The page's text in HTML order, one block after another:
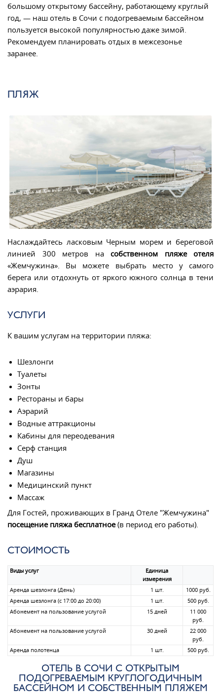
большому открытому бассейну, работающему круглый
год, — наш отель в Сочи с подогреваемым бассейном
пользуется высокой популярностью даже зимой.
Рекомендуем планировать отдых в межсезонье
заранее.
ПЛЯЖ
Наслаждайтесь ласковым Черным морем и береговой
линией 300 метров на собственном пляже отеля
«Жемчужина». Вы можете выбрать место у самого
берега или отдохнуть от яркого южного солнца в тени
аэрария.
УСЛУГИ
К вашим услугам на территории пляжа:
Шезлонги
Туалеты
Зонты
Рестораны и бары
Аэрарий
Водные аттракционы
Кабины для переодевания
Серф станция
Душ
Магазины
Медицинский пункт
Массаж
Для Гостей, проживающих в Гранд Отеле "Жемчужина"
посещение пляжа бесплатное(в период его работы).
СТОИМОСТЬ
Виды услуг
Единица
измерения
Аренда шезлонга (День)
1 шт.
1000 руб.
Аренда шезлонга (с 17:00 до 20:00)
1 шт.
500 руб.
Абонемент на пользование услугой
15 дней
11 000
руб.
Абонемент на пользование услугой
30 дней
22 000
руб.
Аренда полотенца
1 шт. 500 руб.
ОТЕЛЬ В СОЧИ С ОТКРЫТЫМ
ПОДОГРЕВАЕМЫМ КРУГЛОГОДИЧНЫМ
БАССЕЙНОМ И СОБСТВЕННЫМ ПЛЯЖЕМ